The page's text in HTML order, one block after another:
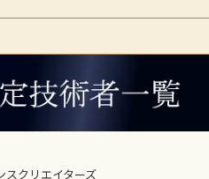
スクリエイターズ